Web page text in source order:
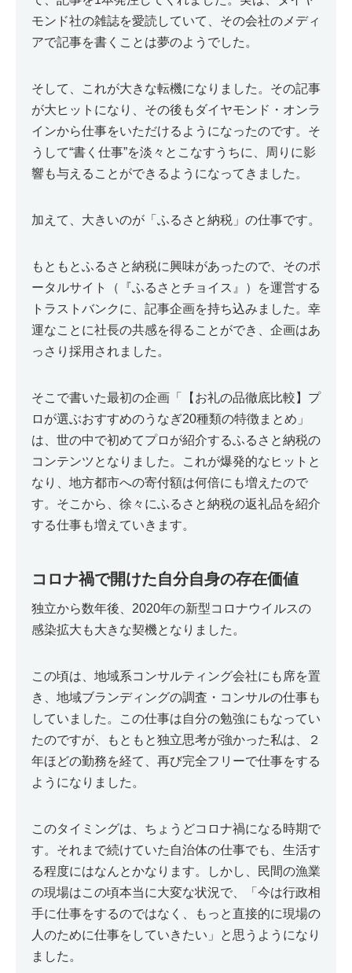
モンド社の雑誌を愛読していて、その会社のメディ
アで記事を書くことは夢のようでした。
そして、これが大きな転機になりました。その記事
が大ヒットになり、その後もダイヤモンド・オンラ
インから仕事をいただけるようになったのです。そ
うして“書く仕事”を淡々とこなすうちに、周りに影
響も与えることができるようになってきました。
加えて、大きいのが「ふるさと納税」の仕事です。
もともとふるさと納税に興味があったので、そのポ
ータルサイト（『ふるさとチョイス』）を運営する
トラストバンクに、記事企画を持ち込みました。幸
運なことに社長の共感を得ることができ、企画はあ
っさり採用されました。
そこで書いた最初の企画「【お礼の品徹底比較】プ
ロが選ぶおすすめのうなぎ20種類の特徴まとめ」
は、世の中で初めてプロが紹介するふるさと納税の
コンテンツとなりました。これが爆発的なヒットと
なり、地方都市への寄付額は何倍にも増えたので
す。そこから、徐々にふるさと納税の返礼品を紹介
する仕事も増えていきます。
コロナ禍で開けた自分自身の存在価値
独立から数年後、2020年の新型コロナウイルスの
感染拡大も大きな契機となりました。
この頃は、地域系コンサルティング会社にも席を置
き、地域ブランディングの調査・コンサルの仕事も
していました。この仕事は自分の勉強にもなってい
たのですが、もともと独立思考が強かった私は、２
年ほどの勤務を経て、再び完全フリーで仕事をする
ようになりました。
このタイミングは、ちょうどコロナ禍になる時期で
す。それまで続けていた自治体の仕事でも、生活す
る程度にはなんとかなります。しかし、民間の漁業
の現場はこの頃本当に大変な状況で、「今は行政相
手に仕事をするのではなく、もっと直接的に現場の
人のために仕事をしていきたい」と思うようになり
ました。